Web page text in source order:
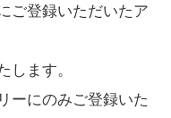
ご登録いただいたア
します。
ーにのみご登録いた